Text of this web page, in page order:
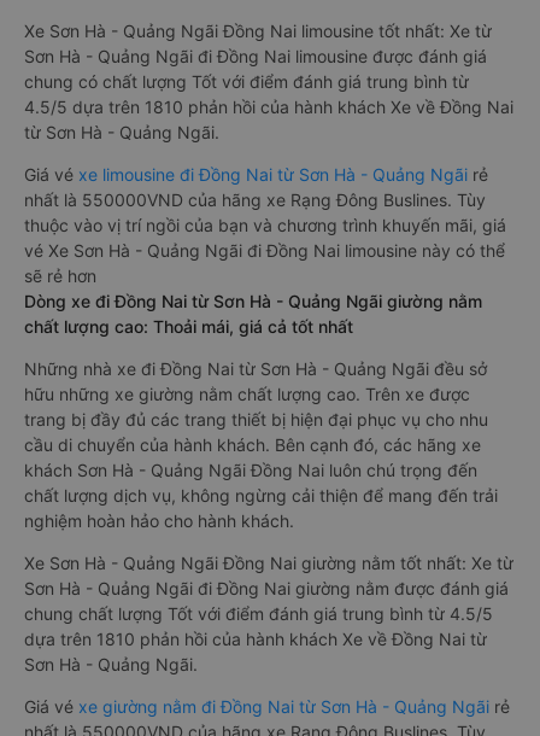
Xe Sơn Hà - Quảng Ngãi Đồng Nai limousine tốt nhất: Xe từ
Sơn Hà - Quảng Ngãi đi Đồng Nai limousine được đánh giá
chung có chất lượng Tốt với điểm đánh giá trung bình từ
4.5/5 dựa trên 1810 phản hồi của hành khách Xe về Đồng Nai
từ Sơn Hà - Quảng Ngãi.
Giá vé xe limousine đi Đồng Nai từ Sơn Hà - Quảng Ngãi rẻ
nhất là 550000VND của hãng xe Rạng Đông Buslines. Tùy
thuộc vào vị trí ngồi của bạn và chương trình khuyến mãi, giá
vé Xe Sơn Hà - Quảng Ngãi đi Đồng Nai limousine này có thể
sẽ rẻ hơn
Dòng xe đi Đồng Nai từ Sơn Hà - Quảng Ngãi giường nằm
chất lượng cao: Thoải mái, giá cả tốt nhất
Những nhà xe đi Đồng Nai từ Sơn Hà - Quảng Ngãi đều sở
hữu những xe giường nằm chất lượng cao. Trên xe được
trang bị đầy đủ các trang thiết bị hiện đại phục vụ cho nhu
cầu di chuyển của hành khách. Bên cạnh đó, các hãng xe
khách Sơn Hà - Quảng Ngãi Đồng Nai luôn chú trọng đến
chất lượng dịch vụ, không ngừng cải thiện để mang đến trải
nghiệm hoàn hảo cho hành khách.
Xe Sơn Hà - Quảng Ngãi Đồng Nai giường nằm tốt nhất: Xe từ
Sơn Hà - Quảng Ngãi đi Đồng Nai giường nằm được đánh giá
chung chất lượng Tốt với điểm đánh giá trung bình từ 4.5/5
dựa trên 1810 phản hồi của hành khách Xe về Đồng Nai từ
Sơn Hà - Quảng Ngãi.
Giá vé xe giường nằm đi Đồng Nai từ Sơn Hà - Quảng Ngãi rẻ
nhất là 550000VND của hãng xe Rạng Đông Buslines. Tùy